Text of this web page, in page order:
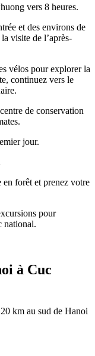
vers 8 heures.
et des environs de
visite de l’après-
vélos pour explorer la
continuez vers le
de conservation
jour.
forêt et prenez votre
pour
national.
à Cuc
km au sud de Hanoi